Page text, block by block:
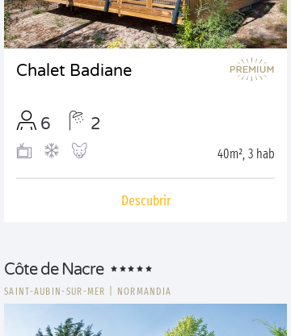
Chalet Badiane
6 2
40m², 3 hab
Descubrir
Côte de Nacre
SAINT-AUBIN-SUR-MER NORMANDIA